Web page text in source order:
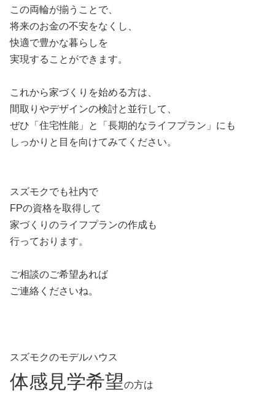
この両輪が揃うことで、
将来のお金の不安をなくし、
快適で豊かな暮らしを
実現することができます。
これから家づくりを始める方は、
間取りやデザインの検討と並行して、
ぜひ「住宅性能」と「長期的なライフプラン」にも
しっかりと目を向けてみてください。
スズモクでも社内で
FPの資格を取得して
家づくりのライフプランの作成も
行っております。
ご相談のご希望あれば
ご連絡くださいね。
スズモクのモデルハウス
体感見学希望の方は